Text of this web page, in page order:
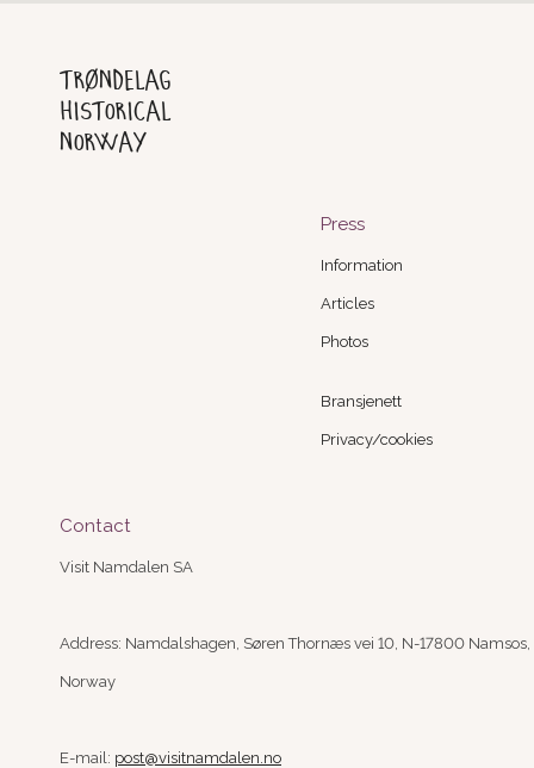
Trøndelag
Historical
Norway
Press
Information
Articles
Photos
Bransjenett
Privacy/cookies
Contact
Visit Namdalen SA
Address: Namdalshagen, Søren Thornæs vei 10, N-17800 Namsos,
Norway
E-mail: post@visitnamdalen.no